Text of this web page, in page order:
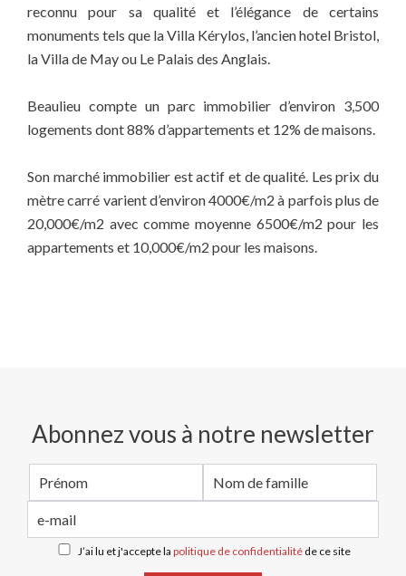
reconnu pour sa qualité et l’élégance de certains
monuments tels que la Villa Kérylos, l’ancien hotel Bristol,
la Villa de May ou Le Palais des Anglais.
Beaulieu compte un parc immobilier d’environ 3,500
logements dont 88% d’appartements et 12% de maisons.
Son marché immobilier est actif et de qualité. Les prix du
mètre carré varient d’environ 4000€/m2 à parfois plus de
20,000€/m2 avec comme moyenne 6500€/m2 pour les
appartements et 10,000€/m2 pour les maisons.
Abonnez vous à notre newsletter
J’ai lu et j'accepte la politique de confidentialitéde ce site